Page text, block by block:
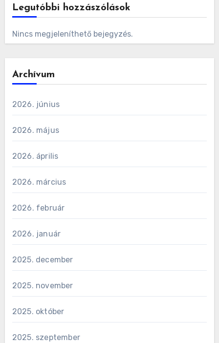
Legutóbbi hozzászólások
Nincs megjeleníthető bejegyzés.
Archívum
2026. június
2026. május
2026. április
2026. március
2026. február
2026. január
2025. december
2025. november
2025. október
2025. szeptember